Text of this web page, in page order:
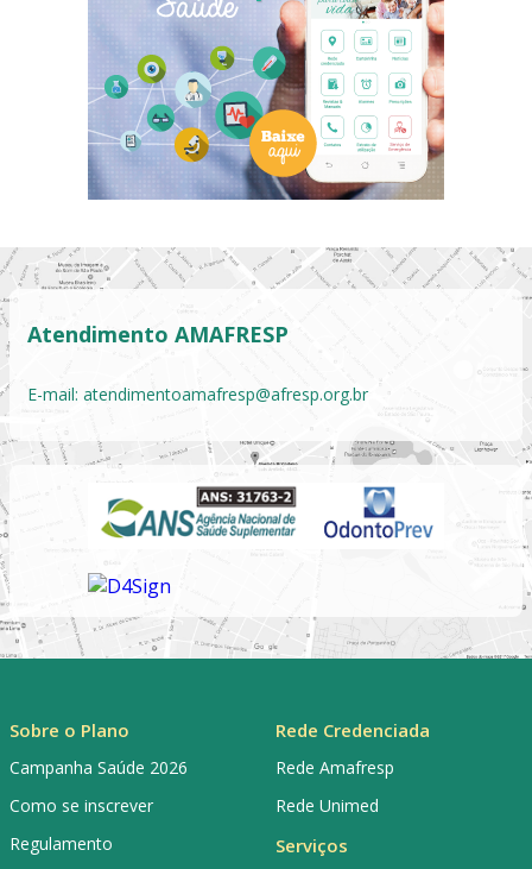
Atendimento AMAFRESP
E-mail: atendimentoamafresp@afresp.org.br
Sobre o Plano
Campanha Saúde 2026
Como se inscrever
Regulamento
Rede Credenciada
Rede Amafresp
Rede Unimed
Serviços